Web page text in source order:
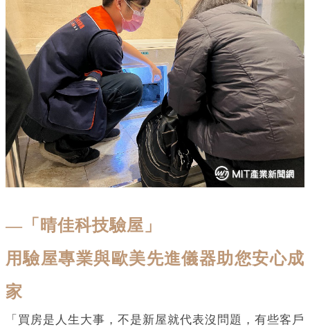
—「晴佳科技驗屋」
用驗屋專業與歐美先進儀器助您安心成
家
「買房是人生大事，不是新屋就代表沒問題，有些客戶